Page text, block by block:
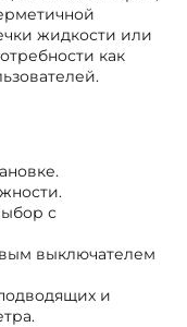
жидкости или
как
с
выключателем
и